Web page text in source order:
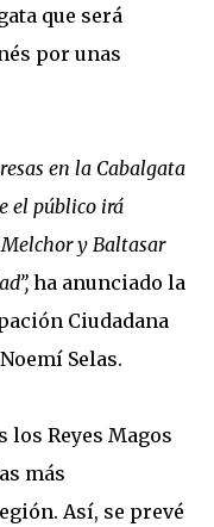
que será
por unas
en la Cabalgata
el público irá
y Baltasar
ha anunciado la
Ciudadana
Selas.
los Reyes Magos
más
Así, se prevé